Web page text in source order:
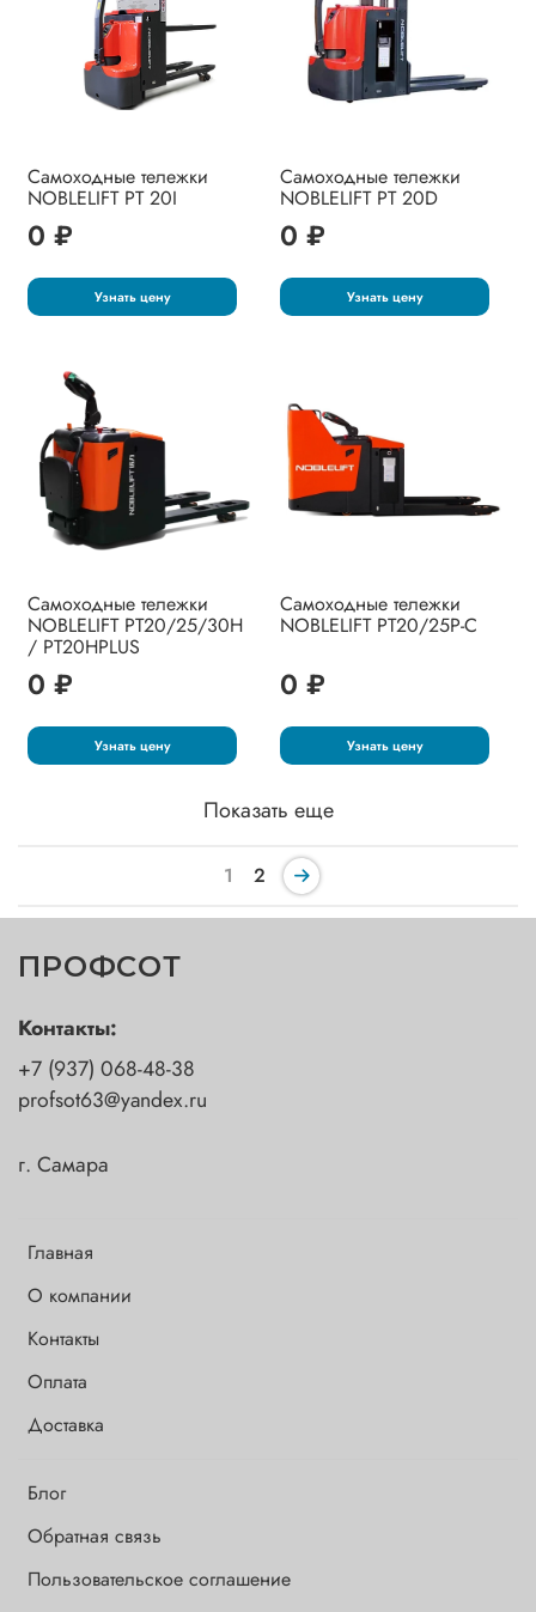
Самоходные тележки
NOBLELIFT PT 20I
0 ₽
Узнать цену
Самоходные тележки
NOBLELIFT PT 20D
0 ₽
Узнать цену
Самоходные тележки
NOBLELIFT PT20/25/30H
/ PT20HPLUS
0 ₽
Узнать цену
Самоходные тележки
NOBLELIFT PT20/25P-C
0 ₽
Узнать цену
Показать еще
1 2
ПРОФСОТ
Главная
О компании
Контакты
Оплата
Доставка
Блог
Обратная связь
Пользовательское соглашение
Контакты:
+7 (937) 068-48-38
profsot63@yandex.ru
г. Самара